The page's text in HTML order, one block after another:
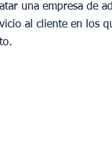
una empresa de
al cliente en los